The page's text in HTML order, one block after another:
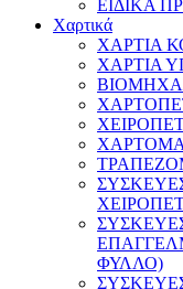
ΕΙΔΙΚΑ
Χαρτικά
ΧΑΡΤΙΑ
ΧΑΡΤΙΑ
ΦΥΛΛΟ)